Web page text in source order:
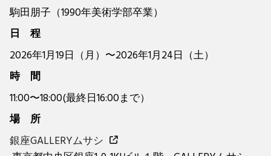
駒田朋子（1990年美術学部卒業）
日 程
2026年1月19日（月）〜2026年1月24日（土）
時 間
11:00〜18:00(最終日16:00まで）
場 所
銀座GALLERYムサシ